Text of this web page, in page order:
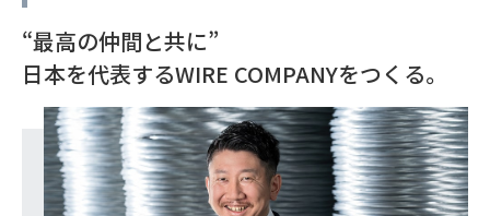
“最高の仲間と共に”
日本を代表するWIRE COMPANYをつくる。